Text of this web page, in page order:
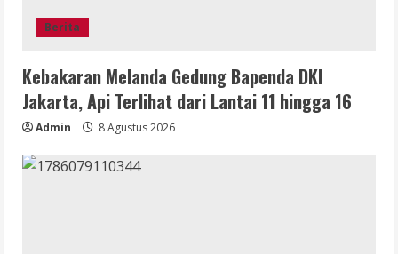
Berita
Kebakaran Melanda Gedung Bapenda DKI
Jakarta, Api Terlihat dari Lantai 11 hingga 16
Admin 8 Agustus 2026